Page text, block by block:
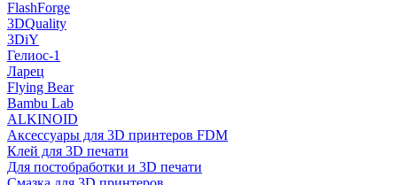
FlashForge
3DQuality
3DiY
Гелиос-1
Ларец
Flying Bear
Bambu Lab
ALKINOID
Аксессуары для 3D принтеров FDM
Клей для 3D печати
Для постобработки и 3D печати